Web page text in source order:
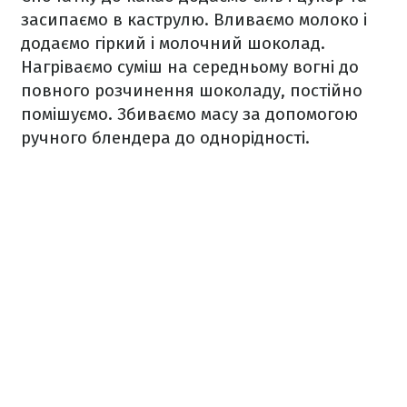
засипаємо в каструлю. Вливаємо молоко і
додаємо гіркий і молочний шоколад.
Нагріваємо суміш на середньому вогні до
повного розчинення шоколаду, постійно
помішуємо. Збиваємо масу за допомогою
ручного блендера до однорідності.